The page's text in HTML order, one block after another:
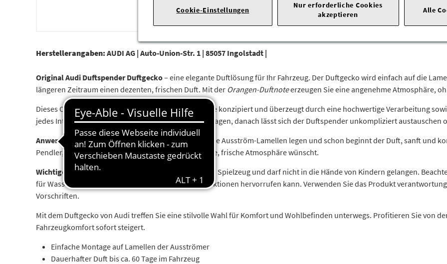
-
Herstellerangaben: AUDI AG | Auto-Union-Str. 1 | 85057 Ingolstadt |
Original Audi Duftspender Duftgecko– eine elegante Duftlösung für Ihr Fahrzeug. Der Duftgecko wird einfach auf die
längeren Zeitraum einen dezenten, frischen Duft. Mit der Orangen-Duftnoteerzeugen Sie eine angenehme Atmosphäre,
Dieses Originalzubehör ist speziell für Audi-Fahrzeuge konzipiert und überzeugt durch eine hochwertige Verarbeitung
jedes Interieur einfügt. Die Duftdauer liegt bei ca. 60 Tagen, danach lässt sich der Duftspender unkompliziert austauschen
Anwendungserlebnis : Einfach den Duftspender auf die Ausström-Lamellen legen und schon beginnt der Duft, sanft und
Pendler, Vielfahrer oder jeden, der sich eine bleibende, frische Atmosphäre wünscht.
Wichtige Sicherheitshinweise
: Dieses Produkt ist kein Spielzeug und darf nicht in die Hände von Kindern gelangen.
für Wasserorganismen sein kann und allergische Reaktionen hervorrufen kann. Verwenden Sie das Produkt
Vorschriften.
Mit dem Duftgecko von Audi treffen Sie eine stilvolle Wahl für Komfort und Wohlbefinden unterwegs. Profitieren Sie von
Fahrzeugkomfort sofort steigert.
Einfache Montage auf Lamellen der Ausströmer
Dauerhafter Duft bis ca. 60 Tage im Fahrzeug
Cookie-Einstellungen
Nur erforderliche Cookies
akzeptieren
Alle